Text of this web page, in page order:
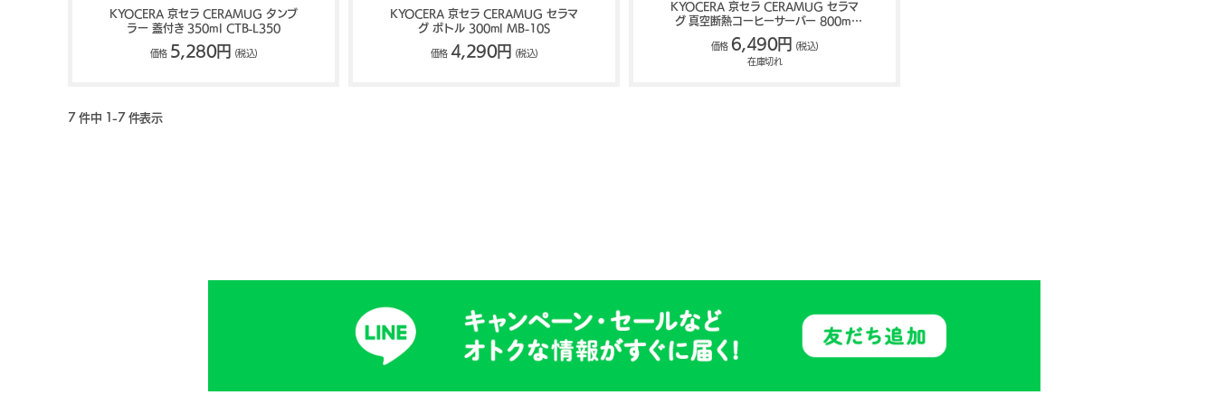
KYOCERA 京セラ CERAMUG タンブ
ラー 蓋付き 350ml CTB-L350
価格 5,280円 (税込)
KYOCERA 京セラ CERAMUG セラマ
グ ボトル 300ml MB-10S
価格 4,290円 (税込)
KYOCERA 京セラ CERAMUG セラマ
グ 真空断熱コーヒーサーバー 800ml
SV-800
価格 6,490円
(税込)
在庫切れ
7 件中 1-7 件表示